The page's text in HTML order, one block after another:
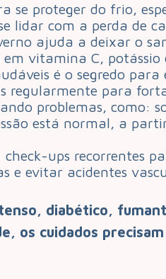
se proteger do frio,
lidar com a perda de
ajuda a deixar o
vitamina C,
é o segredo
regularmente para
problemas, como:
está normal, a
check-ups recorrentes
e evitar acidentes
diabético,
os cuidados